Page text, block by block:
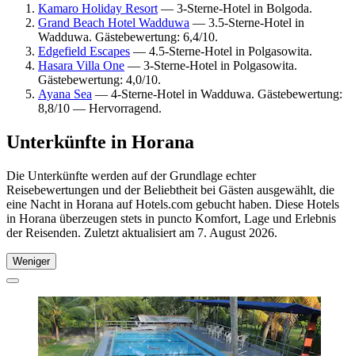
Kamaro Holiday Resort — 3-Sterne-Hotel in Bolgoda.
Grand Beach Hotel Wadduwa — 3.5-Sterne-Hotel in
Wadduwa. Gästebewertung: 6,4/10.
Edgefield Escapes — 4.5-Sterne-Hotel in Polgasowita.
Hasara Villa One — 3-Sterne-Hotel in Polgasowita.
Gästebewertung: 4,0/10.
Ayana Sea — 4-Sterne-Hotel in Wadduwa. Gästebewertung:
8,8/10 — Hervorragend.
Unterkünfte in Horana
Die Unterkünfte werden auf der Grundlage echter
Reisebewertungen und der Beliebtheit bei Gästen ausgewählt, die
eine Nacht in Horana auf Hotels.com gebucht haben. Diese Hotels
in Horana überzeugen stets in puncto Komfort, Lage und Erlebnis
der Reisenden. Zuletzt aktualisiert am 7. August 2026.
Weniger